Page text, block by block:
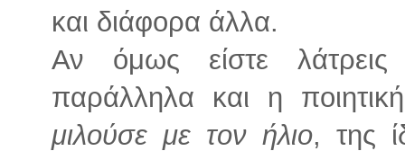
και διάφορα άλλα.
Αν όμως είστε
παράλληλα και η
μιλούσε με τον ήλιο, της